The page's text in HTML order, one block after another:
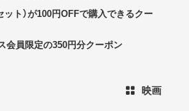
ット）が100円OFFで購入できるクー
会員限定の350円分クーポン
映画